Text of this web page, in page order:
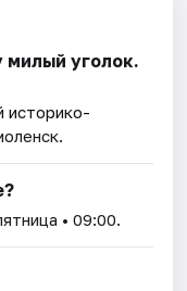
милый уголок.
историко-
• 09:00.